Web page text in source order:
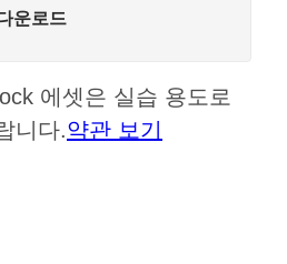
운로드
에셋은 실습 용도로
니다.약관 보기